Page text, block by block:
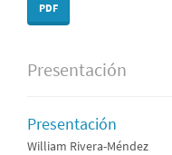
PDF
Presentación
Presentación
William Rivera-Méndez